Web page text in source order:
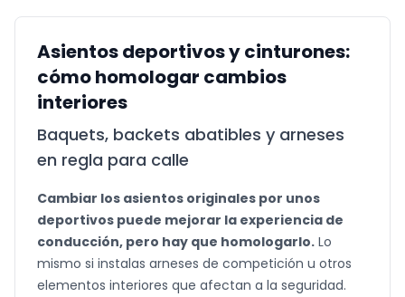
Asientos deportivos y cinturones:
cómo homologar cambios
interiores
Baquets, backets abatibles y arneses
en regla para calle
Cambiar los asientos originales por unos
deportivos puede mejorar la experiencia de
conducción, pero hay que homologarlo. Lo
mismo si instalas arneses de competición u otros
elementos interiores que afectan a la seguridad.